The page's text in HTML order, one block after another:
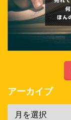
アーカイブ